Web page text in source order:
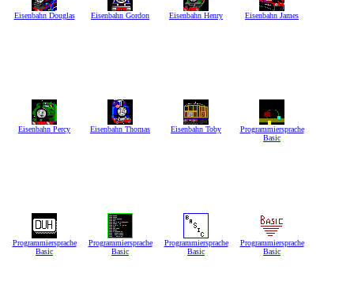
Eisenbahn Douglas Eisenbahn Gordon Eisenbahn Henry Eisenbahn James
Eisenbahn Percy Eisenbahn Thomas Eisenbahn Toby
Programmiersprache
Basic
Programmiersprache
Basic
Programmiersprache
Basic
Programmiersprache
Basic
Programmiersprache
Basic